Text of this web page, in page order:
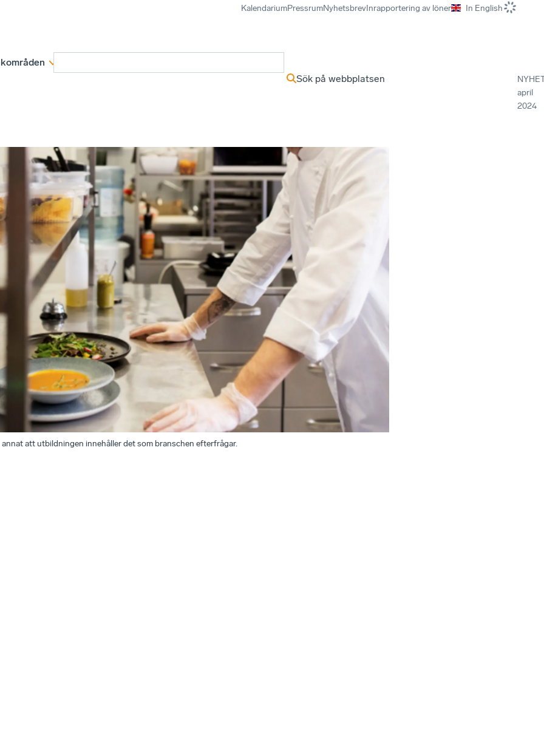
KalendariumPressrumNyhetsbrevInrapportering av löner In English
Sök på webbplatsen
april
2024
att utbildningen innehåller det som branschen efterfrågar.